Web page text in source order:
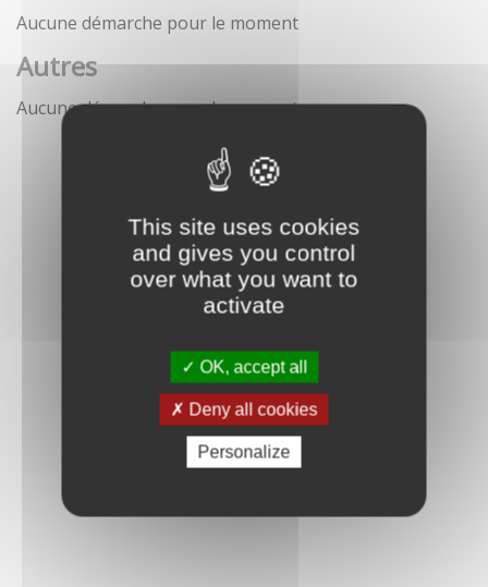
This site uses cookies
and gives you control
over what you want to
activate
OK, accept all
Deny all cookies
Personalize
Aucune démarche pour le moment
Autres
Aucune démarche pour le moment